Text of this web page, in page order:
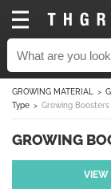
GROWING MATERIAL
Type
Growing Boosters
GROWING
VIEW